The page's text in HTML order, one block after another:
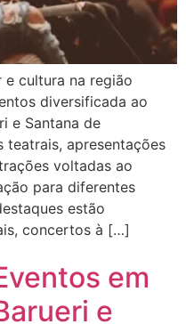
e cultura na região
diversificada ao
e Santana de
teatrais, apresentações
voltadas ao
para diferentes
estão
concertos à […]
em
e